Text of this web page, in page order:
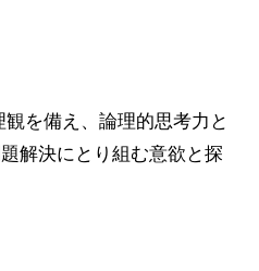
を備え、論理的思考力と
解決にとり組む意欲と探